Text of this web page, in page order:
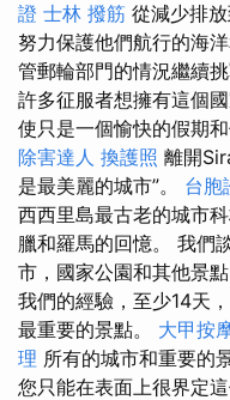
證 士林 撥筋 從減少排
努力保護他們航行的海
管郵輪部門的情況繼續
許多征服者想擁有這個
使只是一個愉快的假期和
除害達人 換護照 離開
是最美麗的城市”。 台胞
西西里島最古老的城市
臘和羅馬的回憶。 我們
市，國家公園和其他景
我們的經驗，至少14天
最重要的景點。 大甲按
理 所有的城市和重要的
您只能在表面上很界定